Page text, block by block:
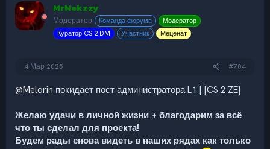
MrNekzzy
Модератор Команда форума
Модератор
Куратор CS 2 DM
Участник Меценат
4 Мар 2025 #704
@Melorin покидает пост администратора L1 | [CS 2 ZE]
Желаю удачи в личной жизни + благодарим за всё
что ты сделал для проекта!
Будем рады снова видеть в наших рядах как только